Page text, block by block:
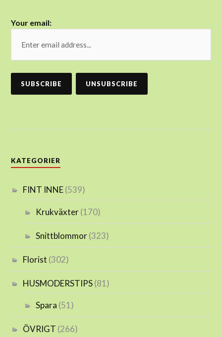
Your email:
KATEGORIER
FINT INNE(539)
Krukväxter(170)
Snittblommor(323)
Florist (302)
HUSMODERSTIPS(81)
Spara (51)
ÖVRIGT (266)